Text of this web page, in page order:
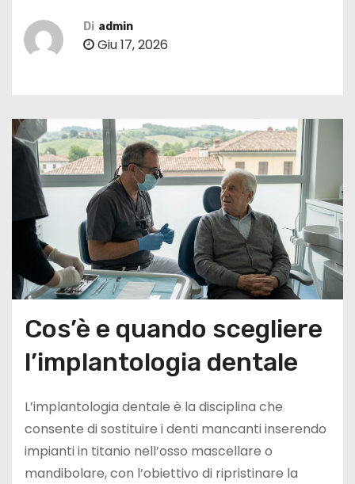
Di admin
Giu 17, 2026
Cos’è e quando scegliere
l’implantologia dentale
L’implantologia dentale è la disciplina che
consente di sostituire i denti mancanti inserendo
impianti in titanio nell’osso mascellare o
mandibolare, con l’obiettivo di ripristinare la